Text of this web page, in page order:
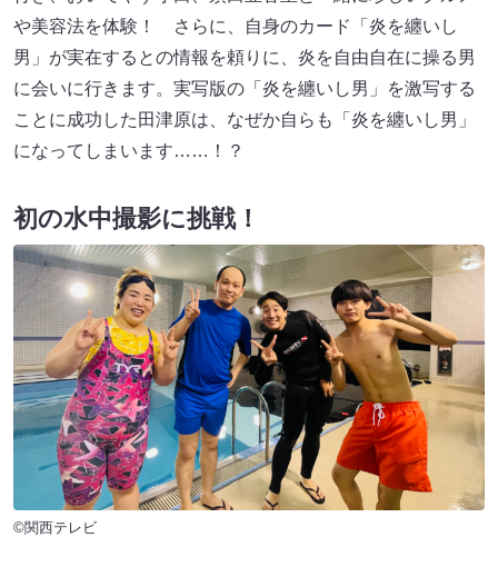
や美容法を体験！ さらに、自身のカード「炎を纏いし
男」が実在するとの情報を頼りに、炎を自由自在に操る男
に会いに行きます。実写版の「炎を纏いし男」を激写する
ことに成功した田津原は、なぜか自らも「炎を纏いし男」
になってしまいます……！？
初の水中撮影に挑戦！
©関西テレビ